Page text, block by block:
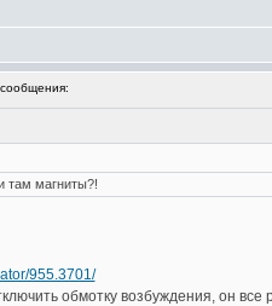
там магниты?!
955.3701/
обмотку возбуждения, он